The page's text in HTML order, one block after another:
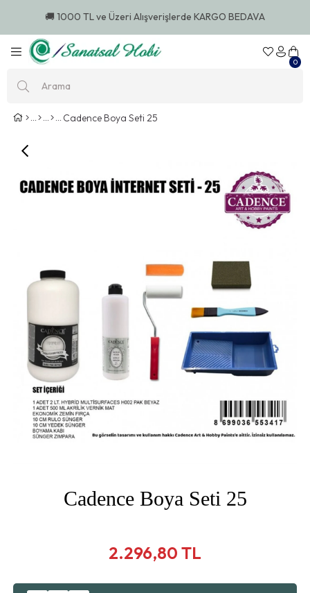
🚚 1000 TL ve Üzeri Alışverişlerde KARGO BEDAVA
0
Cadence Boya Seti 25
Cadence Boya Seti 25
2.296,80 TL